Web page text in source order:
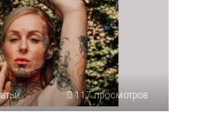
117 просмотров